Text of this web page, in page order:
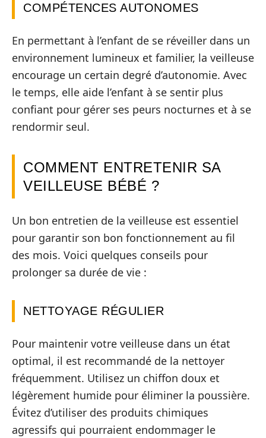
COMPÉTENCES AUTONOMES
En permettant à l’enfant de se réveiller dans un
environnement lumineux et familier, la veilleuse
encourage un certain degré d’autonomie. Avec
le temps, elle aide l’enfant à se sentir plus
confiant pour gérer ses peurs nocturnes et à se
rendormir seul.
COMMENT ENTRETENIR SA
VEILLEUSE BÉBÉ ?
Un bon entretien de la veilleuse est essentiel
pour garantir son bon fonctionnement au fil
des mois. Voici quelques conseils pour
prolonger sa durée de vie :
NETTOYAGE RÉGULIER
Pour maintenir votre veilleuse dans un état
optimal, il est recommandé de la nettoyer
fréquemment. Utilisez un chiffon doux et
légèrement humide pour éliminer la poussière.
Évitez d’utiliser des produits chimiques
agressifs qui pourraient endommager le